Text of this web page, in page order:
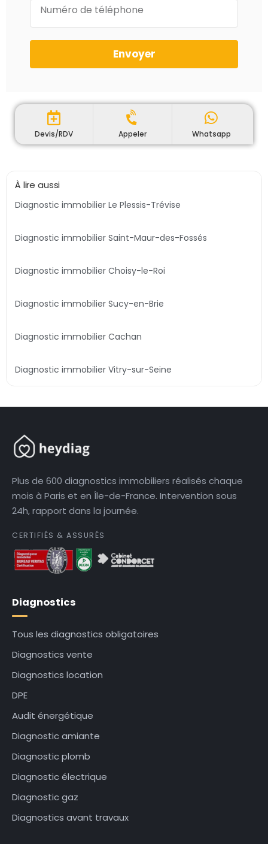
Envoyer
Devis/RDV Appeler Whatsapp
À lire aussi
Diagnostic immobilier Le Plessis-Trévise
Diagnostic immobilier Saint-Maur-des-Fossés
Diagnostic immobilier Choisy-le-Roi
Diagnostic immobilier Sucy-en-Brie
Diagnostic immobilier Cachan
Diagnostic immobilier Vitry-sur-Seine
Plus de 600 diagnostics immobiliers réalisés chaque
mois à Paris et en Île-de-France. Intervention sous
24h, rapport dans la journée.
CERTIFIÉS & ASSURÉS
Diagnostics
Tous les diagnostics obligatoires
Diagnostics vente
Diagnostics location
DPE
Audit énergétique
Diagnostic amiante
Diagnostic plomb
Diagnostic électrique
Diagnostic gaz
Diagnostics avant travaux